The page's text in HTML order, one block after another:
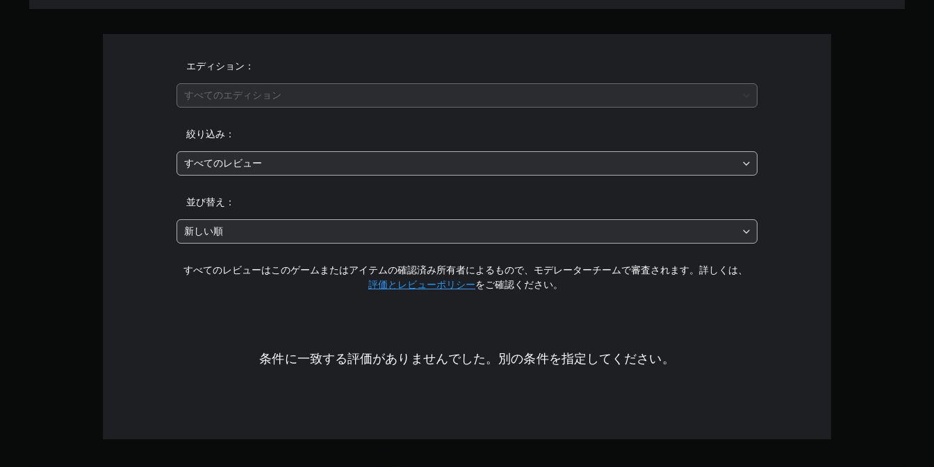
平
エディション：
すべてのエディション
絞り込み：
すべてのレビュー
並び替え：
新しい順
すべてのレビューはこのゲームまたはアイテムの確認済み所有者によるもので、モデレーターチームで審査されます。詳しくは、
評価とレビューポリシーをご確認ください。
条件に一致する評価がありませんでした。別の条件を指定してください。